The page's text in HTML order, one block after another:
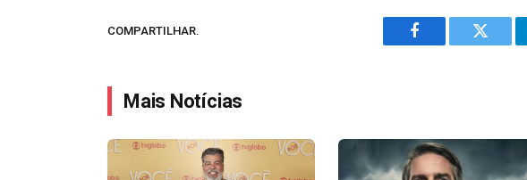
COMPARTILHAR.
Facebook Twitter
Mais Notícias